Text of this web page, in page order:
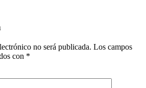
no será publicada. Los campos
con *